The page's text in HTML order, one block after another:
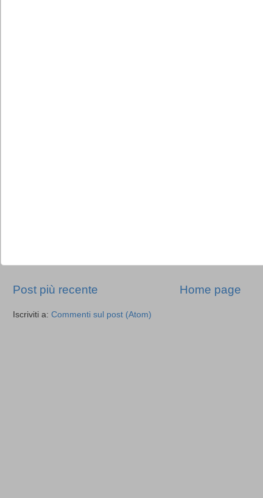
Post più recente Home page
Iscriviti a: Commenti sul post (Atom)